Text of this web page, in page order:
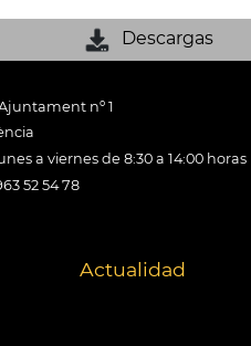
Descargas
nº 1
a viernes de 8:30 a 14:00 horas
52 54 78
Actualidad